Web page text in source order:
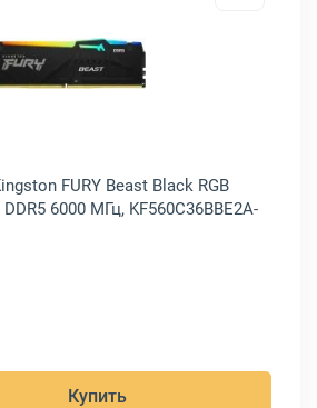
ГБ DIMM DDR5 6600 МГц, NTZED5P66DP-
Открыть товар: Модуль памяти
FURY Beast Black RGB
6000 МГц, KF560C36BBE2A-
Купить